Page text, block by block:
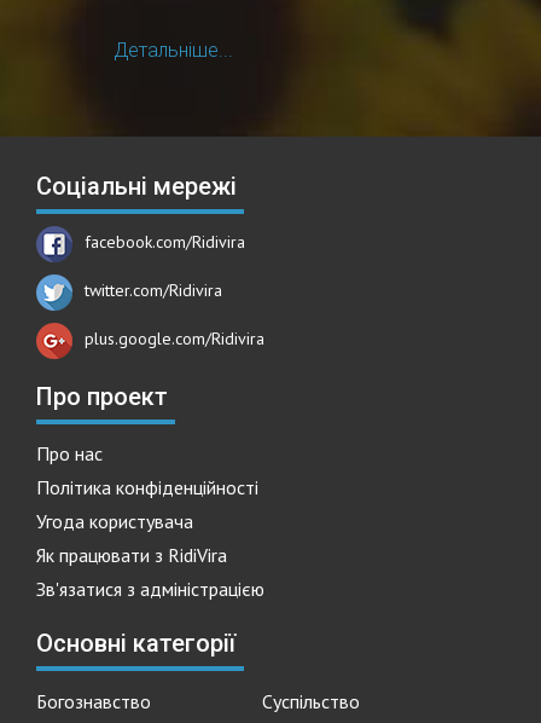
Детальніше...
Соціальні мережі
facebook.com/Ridivira
twitter.com/Ridivira
plus.google.com/Ridivira
Про проект
Про нас
Політика конфіденційності
Угода користувача
Як працювати з RidiVira
Зв'язатися з адміністрацією
Основні категорії
Богознавство
Суспільство